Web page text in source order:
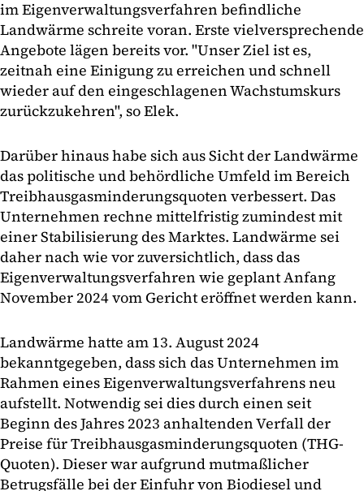
im Eigenverwaltungsverfahren befindliche
Landwärme schreite voran. Erste vielversprechende
Angebote lägen bereits vor. "Unser Ziel ist es,
zeitnah eine Einigung zu erreichen und schnell
wieder auf den eingeschlagenen Wachstumskurs
zurückzukehren", so Elek.
Darüber hinaus habe sich aus Sicht der Landwärme
das politische und behördliche Umfeld im Bereich
Treibhausgasminderungsquoten verbessert. Das
Unternehmen rechne mittelfristig zumindest mit
einer Stabilisierung des Marktes. Landwärme sei
daher nach wie vor zuversichtlich, dass das
Eigenverwaltungsverfahren wie geplant Anfang
November 2024 vom Gericht eröffnet werden kann.
Landwärme hatte am 13. August 2024
bekanntgegeben, dass sich das Unternehmen im
Rahmen eines Eigenverwaltungsverfahrens neu
aufstellt. Notwendig sei dies durch einen seit
Beginn des Jahres 2023 anhaltenden Verfall der
Preise für Treibhausgasminderungsquoten (THG-
Quoten). Dieser war aufgrund mutmaßlicher
Betrugsfälle bei der Einfuhr von Biodiesel und